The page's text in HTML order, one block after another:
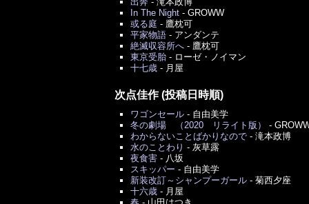
In The Night -GROWW
或る庭 - 鷹枕可
平家物語 - アンダンテ
絶滅収容所へ - 鷹枕可
東京受胎 - ローゼ・ノイマン
十七歳 - 月屋
次点佳作 (投稿日時順)
ワゴンセール - 自由美学
冬の劇場 （2020 リライト版）
-
わからないことばかりなので -滝本政博
水のことわり -灰草露
夜食害 - 八坂
スキッパー - 自由美学
新装改訂～シャンプーガール -菊西夕座
十六歳 - 月屋